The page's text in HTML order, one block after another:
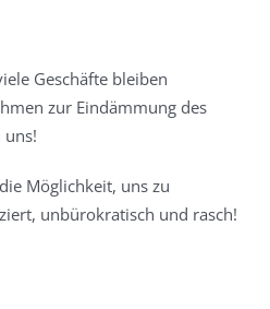
Geschäfte bleiben
zur Eindämmung des
uns!
Möglichkeit, uns zu
unbürokratisch und rasch!